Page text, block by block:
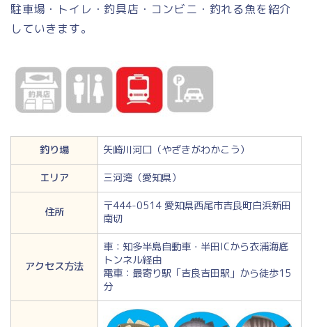
駐車場・トイレ・釣具店・コンビニ・釣れる魚を紹介
していきます。
釣り場
矢崎川河口（やざきがわかこう）
エリア
三河湾（愛知県）
住所
〒444-0514 愛知県西尾市吉良町白浜新田
南切
アクセス方法
車：知多半島自動車・半田ICから衣浦海底
トンネル経由
電車：最寄り駅「吉良吉田駅」から徒歩15
分